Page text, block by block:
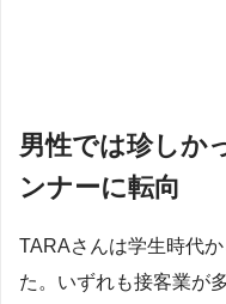
男性では珍しか
ンナーに転向
TARAさんは学生時代
た。いずれも接客業が